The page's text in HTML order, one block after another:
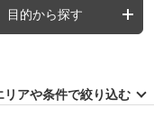
目的から探す
リアや条件で絞り込む